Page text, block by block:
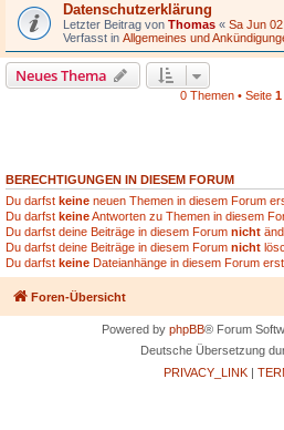
Datenschutzerklärung
Letzter Beitrag von Thomas « Sa Jun
Verfasst in Allgemeines und
Neues Thema
0 Themen • Seite 1
BERECHTIGUNGEN IN DIESEM FORUM
Du darfst keine neuen Themen in diesem Forum
Du darfst keineAntworten zu Themen in diesem
Du darfst deine Beiträge in diesem Forum nicht
Du darfst deine Beiträge in diesem Forum nicht
Du darfst keine Dateianhänge in diesem Forum
Foren-Übersicht
Powered by phpBB® Forum
Deutsche Übersetzung
PRIVACY_LINK|